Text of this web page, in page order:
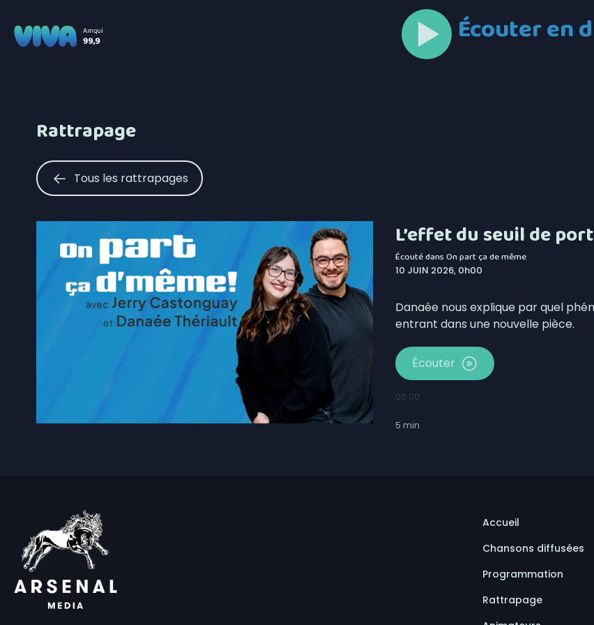
Écouter en
Rattrapage
Tous les rattrapages
L’effet du seuil de
Écouté dansOn part ça de même
10 JUIN 2026, 0h00
Danaée nous explique par quel
entrant dans une nouvelle pièce.
Écouter
00:00
5 min
Accueil
Chansons diffusées
Programmation
Rattrapage